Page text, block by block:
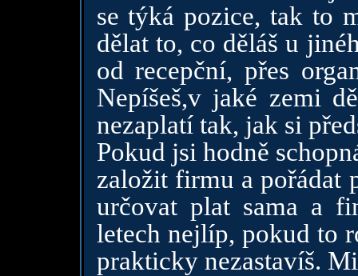
se týká pozice, tak to
dělat to, co děláš u
od recepční, přes
Nepíšeš,v jaké zemi
nezaplatí tak, jak si
Pokud jsi hodně
založit firmu a pořádat
určovat plat sama a
letech nejlíp, pokud to
prakticky nezastavíš.